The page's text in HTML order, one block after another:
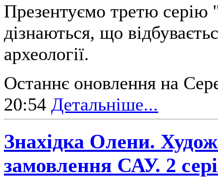
Презентуємо третю серію
дізнаються, що
археології.
Останнє оновлення на
20:54 Детальніше...
Знахідка Олени.
замовлення САУ. 2